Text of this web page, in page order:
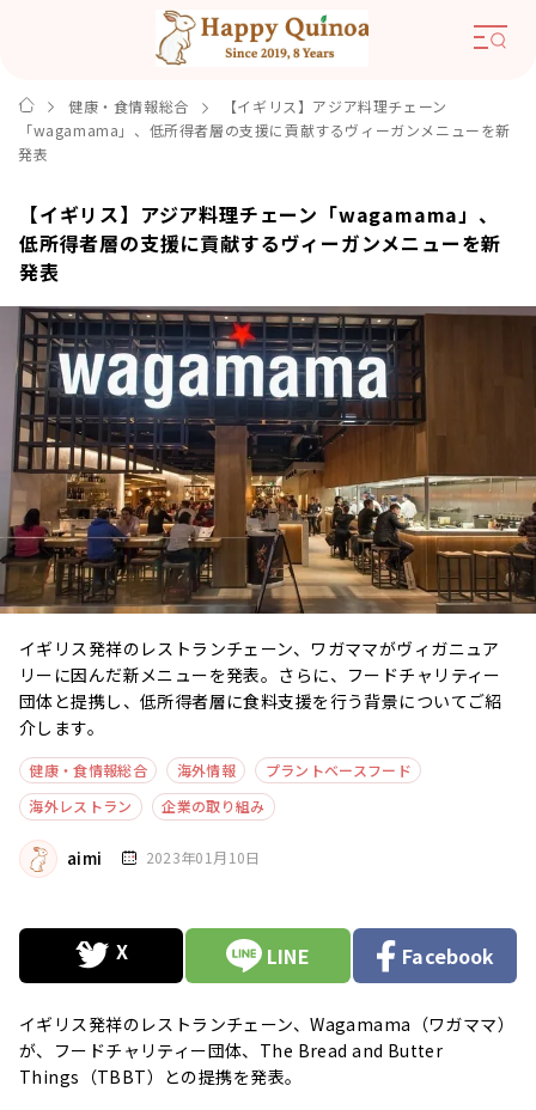
健康・食情報総合
【イギリス】アジア料理チェーン
「wagamama」、低所得者層の支援に貢献するヴィーガンメニューを新
発表
【イギリス】アジア料理チェーン「wagamama」、
低所得者層の支援に貢献するヴィーガンメニューを新
発表
イギリス発祥のレストランチェーン、ワガママがヴィガニュア
リーに因んだ新メニューを発表。さらに、フードチャリティー
団体と提携し、低所得者層に食料支援を行う背景についてご紹
介します。
健康・食情報総合 海外情報
プラントベースフード
海外レストラン
企業の取り組み
aimi 2023年01月10日
LINE Facebook
イギリス発祥のレストランチェーン、Wagamama（ワガママ）
が、フードチャリティー団体、The Bread and Butter
Things（TBBT）との提携を発表。